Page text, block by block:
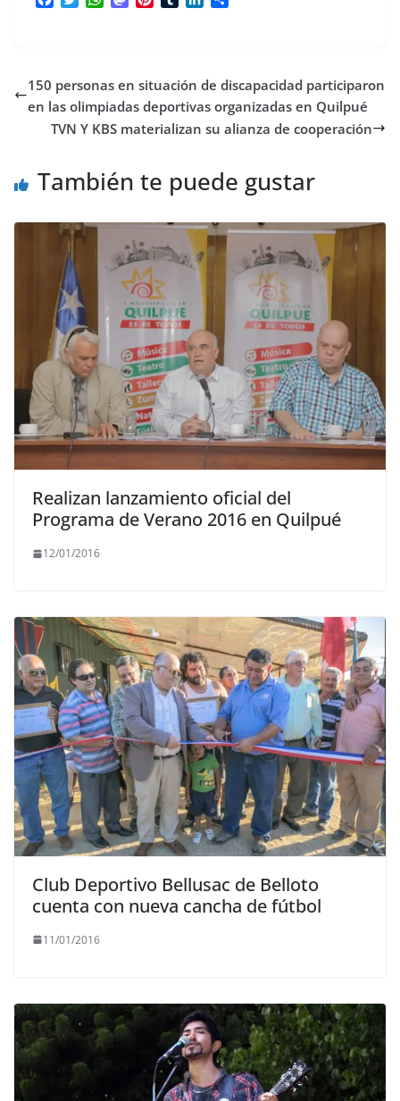
o
o
k
e
r
A
p
p
d
o
n
r
e
s
r
d
I
n
r
t
i
150 personas en situación de discapacidad participaron
en las olimpiadas deportivas organizadas en Quilpué
TVN Y KBS materializan su alianza de cooperación
También te puede gustar
Realizan lanzamiento oficial del
Programa de Verano 2016 en Quilpué
12/01/2016
Club Deportivo Bellusac de Belloto
cuenta con nueva cancha de fútbol
11/01/2016